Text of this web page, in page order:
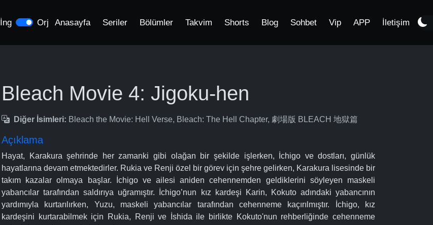
İng Orj Anasayfa Seriler Bölümler Takvim Shorts Blog Sohbet Vip APP İletişim
Bleach Movie 4: Jigoku-hen
Diğer İsimleri: Bleach the Movie: Hell Verse, Bleach: The Hell Chapter, 劇場版 BLEACH 地獄篇
Açıklama
Hayat, Karakura şehrinde her zamanki gibi olağan bir şekilde işlerken, İchigo ve dostları, günlük
hayatlarına devam etmektedirler. Rukia ve Renji özel bir görev için şehre gelirken, Karakura lisesinde bir
takım kazalar olmaya başlar. İchigo ve ailesi aniden cehennemden geldiklerini söyleyen maskeli
yabancılar tarafından saldırıya uğramıştır. İchigo’nun kız kardeşi Karin, Kokuto adındaki yabancının
yardımıyla kurtarılırken, Yuzu, maskeli yabancılar tarafından cehenneme kaçırılmıştır. İchigo, kız
kardeşini kurtarabilmek için Rukia, Renji ve İshida ile birlikte Kokuto'nun rehberliğinde cehenneme